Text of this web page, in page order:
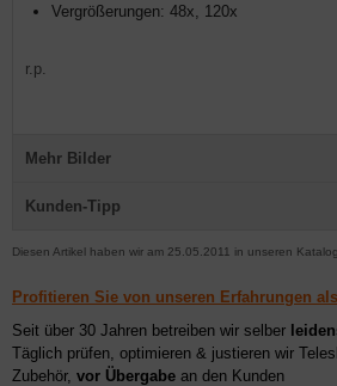
Vergrößerungen: 48x, 120x
r.p.
Mehr Bilder
Kunden-Tipp
Diesen Artikel haben wir am 25.05.2011 in unseren
Profitieren Sie von unseren Erfahrungen
Seit über 30 Jahren betreiben wir selber
Täglich prüfen, optimieren & justieren wir
Zubehör, vor Übergabe an den Kunden